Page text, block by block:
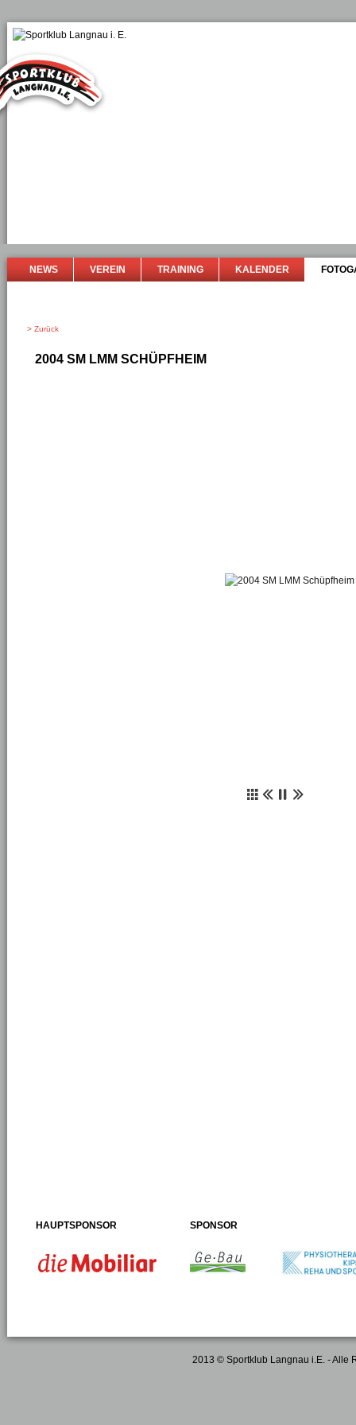
NEWS VEREIN TRAINING KALENDER
> Zurück
2004 SM LMM SCHÜPFHEIM
HAUPTSPONSOR SPONSOR
2013 © Sportklub Langnau i.E. - Alle